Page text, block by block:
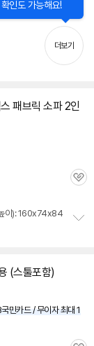
보
치
기
더보기
패브릭 소파2인
관
이): 160x74x84
(스툴포함)
민카드 / 무이자 최대 1